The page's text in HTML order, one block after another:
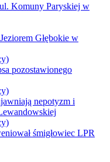
Komuny Paryskiej w
Głębokie w
pozostawionego
nepotyzm i
śmigłowiec LPR